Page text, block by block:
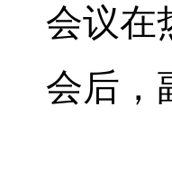
会议在
会后，